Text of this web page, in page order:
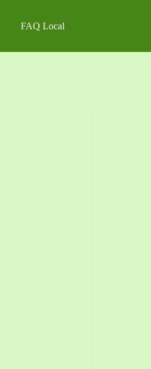
FAQ Local